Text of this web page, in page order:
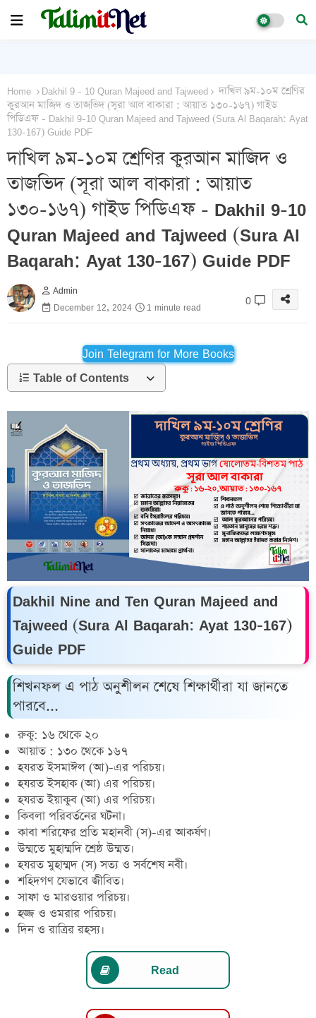
Home Dakhil 9 - 10 Quran Majeed and Tajweed
দাখিল ৯ম-১০ম শ্রেণির
কুরআন মাজিদ ও তাজভিদ (সূরা আল বাকারা : আয়াত ১৩০-১৬৭) গাইড
পিডিএফ - Dakhil 9-10 Quran Majeed and Tajweed (Sura Al Baqarah: Ayat
130-167) Guide PDF
দাখিল ৯ম-১০ম শ্রেণির কুরআন মাজিদ ও
তাজভিদ (সূরা আল বাকারা : আয়াত
১৩০-১৬৭) গাইড পিডিএফ - Dakhil 9-10
Quran Majeed and Tajweed (Sura Al
Baqarah: Ayat 130-167) Guide PDF
Admin
December 12, 2024
1 minute read 0
Join Telegram for More Books
Table of Contents
Dakhil Nine and Ten Quran Majeed and
Tajweed (Sura Al Baqarah: Ayat 130-167)
Guide PDF
শিখনফল এ পাঠ অনুশীলন শেষে শিক্ষার্থীরা যা জানতে
পারবে...
রুকু: ১৬ থেকে ২০
আয়াত : ১৩০ থেকে ১৬৭
হযরত ইসমাঈল (আ)-এর পরিচয়।
হযরত ইসহাক (আ) এর পরিচয়।
হযরত ইয়াকুব (আ) এর পরিচয়।
কিবলা পরিবর্তনের ঘটনা।
কাবা শরিফের প্রতি মহানবী (স)-এর আকর্ষণ।
উম্মতে মুহাম্মদি শ্রেষ্ঠ উম্মত।
হযরত মুহাম্মদ (স) সত্য ও সর্বশেষ নবী।
শহিদগণ যেভাবে জীবিত।
সাফা ও মারওয়ার পরিচয়।
হজ্জ ও ওমরার পরিচয়।
দিন ও রাত্রির রহস্য।
Read